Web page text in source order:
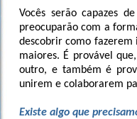
Vocês serão capazes
preocuparão com a
descobrir como fazerem
maiores. É provável
outro, e também é
unirem e colaborarem
Existe algo que